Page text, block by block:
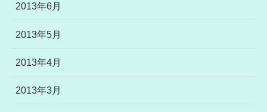
2013年6月
2013年5月
2013年4月
2013年3月